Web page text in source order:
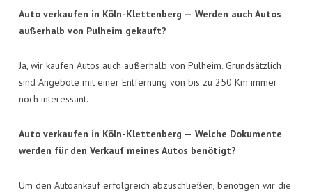
Auto ver­kau­fen in Köln-Klet­ten­berg — Wer­den auch Autos
außer­halb von Pul­heim gekauft?
Ja, wir kau­fen Autos auch außer­halb von Pul­heim. Grund­sätz­lich
sind Ange­bo­te mit einer Ent­fer­nung von bis zu 250 Km immer
noch interessant.
Auto ver­kau­fen in Köln-Klet­ten­berg — Wel­che Doku­men­te
wer­den für den Ver­kauf mei­nes Autos benötigt?
Um den Auto­an­kauf erfolg­reich abzu­schlie­ßen, benö­ti­gen wir die